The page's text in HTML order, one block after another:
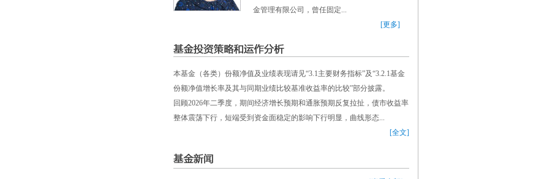
金管理有限公司，曾任固定...
[更多]
本基金（各类）份额净值及业绩表现请见“3.1主要财务指标”及“3.2.1基金
份额净值增长率及其与同期业绩比较基准收益率的比较”部分披露。
回顾2026年二季度，期间经济增长预期和通胀预期反复拉扯，债市收益率
整体震荡下行，短端受到资金面稳定的影响下行明显，曲线形态...
[全文]